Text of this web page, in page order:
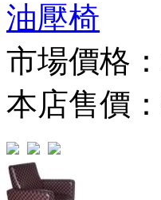
油壓椅
市場價格：
本店售價